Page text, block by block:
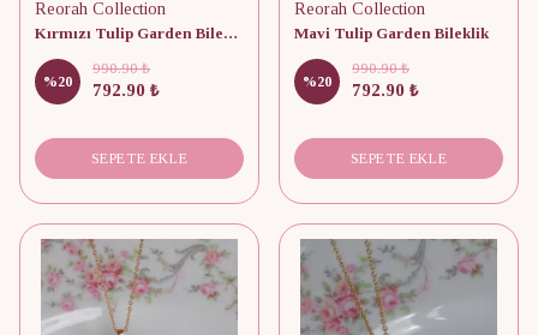
Reorah Collection
Kırmızı Tulip Garden Bileklik
%20
990.90 ₺
792.90 ₺
SEPETE EKLE
Reorah Collection
Mavi Tulip Garden Bileklik
%20
990.90 ₺
792.90 ₺
SEPETE EKLE